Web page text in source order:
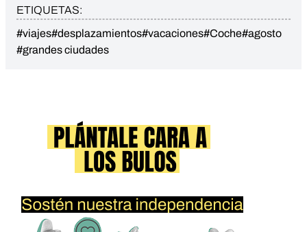
ETIQUETAS:
#viajes#desplazamientos#vacaciones#Coche#agosto
#grandes ciudades